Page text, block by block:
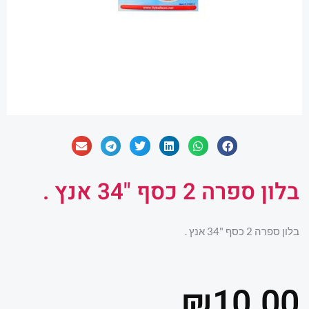
בלון ספרה 2 כסף "34 אנץ .
בלון ספרה 2 כסף "34 אנץ .